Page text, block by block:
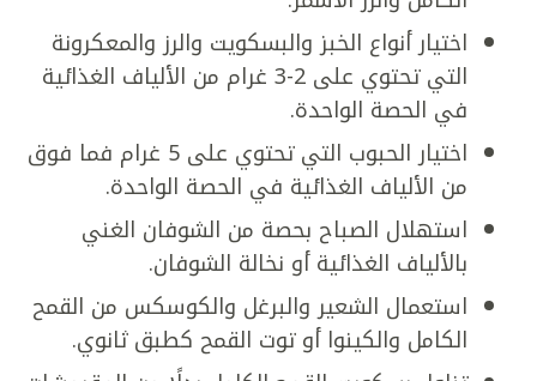
اختيار أنواع الخبز والبسكويت والرز والمعكرونة
التي تحتوي على 2-3 غرام من الألياف الغذائية
في الحصة الواحدة.
اختيار الحبوب التي تحتوي على 5 غرام فما فوق
من الألياف الغذائية في الحصة الواحدة.
استهلال الصباح بحصة من الشوفان الغني
بالألياف الغذائية أو نخالة الشوفان.
استعمال الشعير والبرغل والكوسكس من القمح
الكامل والكينوا أو توت القمح كطبق ثانوي.